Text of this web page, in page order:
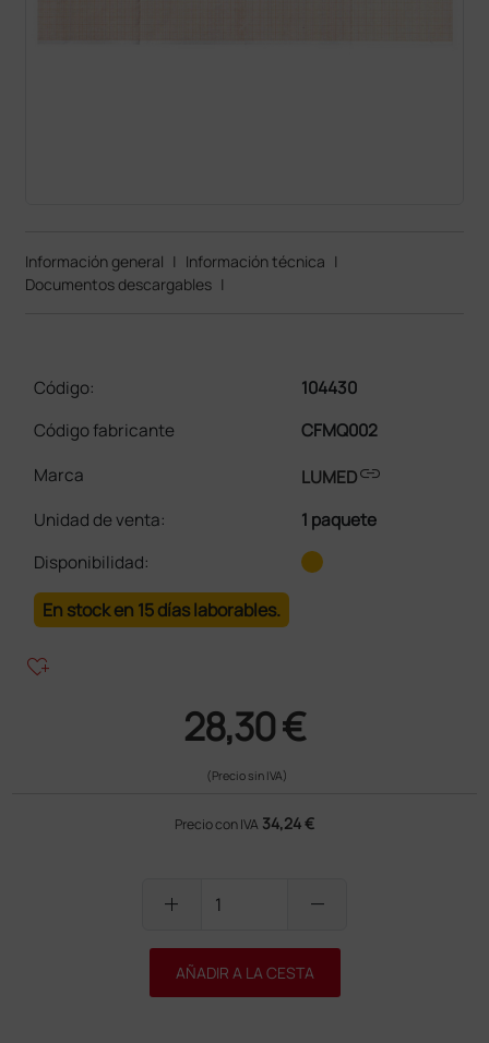
Información general | Información técnica |
Documentos descargables |
Código:
104430
Código fabricante
CFMQ002
Marca
LUMEDlink
Unidad de venta:
1 paquete
Disponibilidad:
En stock en 15 días laborables.
heart_plus
28,30 €
(Precio sin IVA)
Precio con IVA 34,24 €
add remove
AÑADIR A LA CESTA